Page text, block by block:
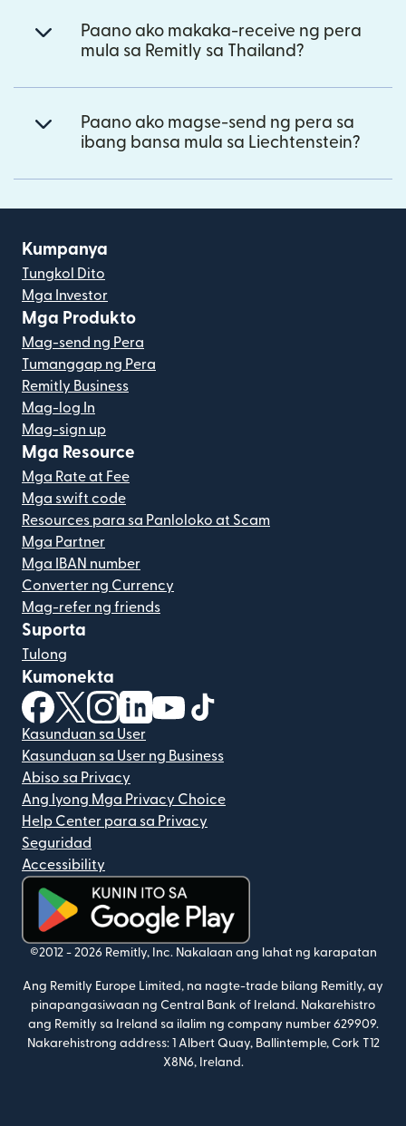
Paano ako makaka-receive ng pera
mula sa Remitly sa Thailand?
Paano ako magse-send ng pera sa
ibang bansa mula sa Liechtenstein?
Kumpanya
Tungkol Dito
Mga Investor
Mga Produkto
Mag-send ng Pera
Tumanggap ng Pera
Remitly Business
Mag-log In
Mag-sign up
Mga Resource
Mga Rate at Fee
Mga swift code
Resources para sa Panloloko at Scam
Mga Partner
Mga IBAN number
Converter ng Currency
Mag-refer ng friends
Suporta
Tulong
Kumonekta
(bubukas sa bagong window)
(bubukas sa bagong window)
(bubukas sa bagong window)
(bubukas sa bagong window)
(bubukas sa bagong window)
Kasunduan sa User
Kasunduan sa User ng Business
Abiso sa Privacy
Ang Iyong Mga Privacy Choice
Help Center para sa Privacy
Seguridad
Accessibility
(bubukas sa bagong window)
©2012 - 2026 Remitly, Inc. Nakalaan ang lahat ng karapatan
Ang Remitly Europe Limited, na nagte-trade bilang Remitly, ay
pinapangasiwaan ng Central Bank of Ireland. Nakarehistro
ang Remitly sa Ireland sa ilalim ng company number 629909.
Nakarehistrong address: 1 Albert Quay, Ballintemple, Cork T12
X8N6, Ireland.